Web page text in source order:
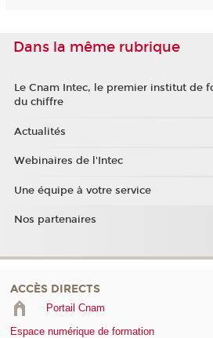
Dans la même rubrique
Le Cnam Intec, le premier institut de
du chiffre
Actualités
Webinaires de l'Intec
Une équipe à votre service
Nos partenaires
ACCÈS DIRECTS
Portail Cnam
Espace numérique de formation